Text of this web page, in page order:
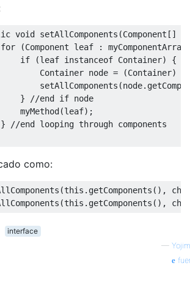
void setAllComponents (Component []
for
(Component leaf : myComponentArray
if
(leaf instanceof Container) {
Container node = (Container)
setAllComponents
(node.
}
//end if node
myMethod
(leaf);
}
//end looping through components
como:
(this . getComponents (),
(this . getComponents (),
interface
—